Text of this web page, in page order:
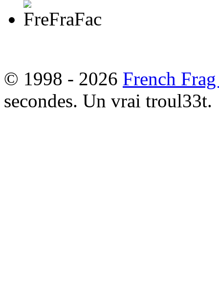
© 1998 - 2026 French
secondes. Un vrai troul33t.